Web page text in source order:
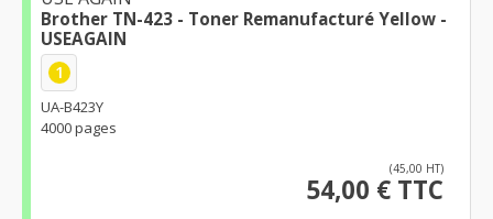
Brother TN-423 - Toner Remanufacturé Yellow -
USEAGAIN
1
UA-B423Y
4000 pages
(45,00 HT)
54,00 € TTC